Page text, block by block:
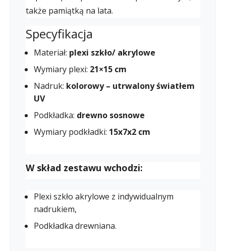
także pamiątką na lata.
Specyfikacja
Materiał: plexi szkło/ akrylowe
Wymiary plexi: 21×15 cm
Nadruk: kolorowy – utrwalony światłem
UV
Podkładka: drewno sosnowe
Wymiary podkładki: 15x7x2 cm
W skład zestawu wchodzi:
Plexi szkło akrylowe z indywidualnym
nadrukiem,
Podkładka drewniana.